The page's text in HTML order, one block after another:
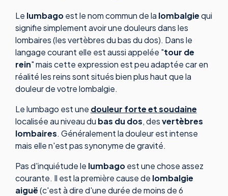
Le lumbagoest le nom commun de la lombalgiequi
signifie simplement avoir une douleurs dans les
lombaires (les vertèbres du bas du dos). Dans le
langage courant elle est aussi appelée "tour de
rein" mais cette expression est peu adaptée car en
réalité les reins sont situés bien plus haut que la
douleur de votre lombalgie.
Le lumbago est une douleur forte et soudaine
localisée au niveau du bas du dos, desvertèbres
lombaires. Généralement la douleur est intense
mais elle n'est pas synonyme de gravité.
Pas d'inquiétude le lumbagoest une chose assez
courante. Il est la première cause de lombalgie
aiguë(c'est à dire d'une durée de moins de 6